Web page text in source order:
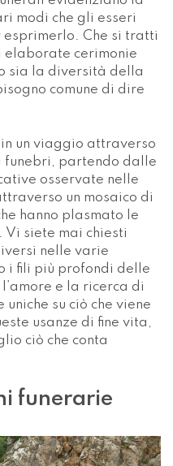
modi che gli esseri
esprimerlo. Che si tratti
cerimonie
sia la diversità della
comune di dire
un viaggio attraverso
funebri, partendo dalle
osservate nelle
un mosaico di
hanno plasmato le
Vi siete mai chiesti
nelle varie
i fili più profondi delle
e la ricerca di
uniche su ciò che viene
usanze di fine vita,
ciò che conta
funerarie